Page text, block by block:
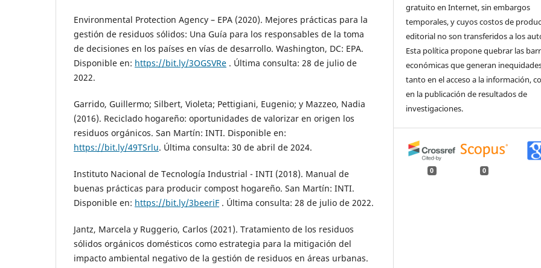
Environmental Protection Agency – EPA (2020). Mejores prácticas para la
gestión de residuos sólidos: Una Guía para los responsables de la toma
de decisiones en los países en vías de desarrollo. Washington, DC: EPA.
Disponible en: https://bit.ly/3OGSVRe . Última consulta: 28 de julio de
2022.
Garrido, Guillermo; Silbert, Violeta; Pettigiani, Eugenio; y Mazzeo, Nadia
(2016). Reciclado hogareño: oportunidades de valorizar en origen los
residuos orgánicos. San Martín: INTI. Disponible en:
https://bit.ly/49TSrlu. Última consulta: 30 de abril de 2024.
Instituto Nacional de Tecnología Industrial - INTI (2018). Manual de
buenas prácticas para producir compost hogareño. San Martín: INTI.
Disponible en: https://bit.ly/3beeriF . Última consulta: 28 de julio de 2022.
Jantz, Marcela y Ruggerio, Carlos (2021). Tratamiento de los residuos
sólidos orgánicos domésticos como estrategia para la mitigación del
impacto ambiental negativo de la gestión de residuos en áreas urbanas.
gratuito en Internet, sin embargos
temporales, y cuyos costos de
editorial no son transferidos a los
Esta política propone quebrar las
económicas que generan
tanto en el acceso a la información,
en la publicación de resultados de
investigaciones.
0 0